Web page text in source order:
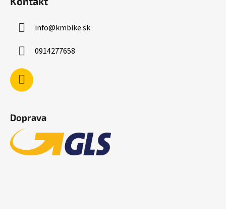
info@kmbike.sk
0914277658
Doprava